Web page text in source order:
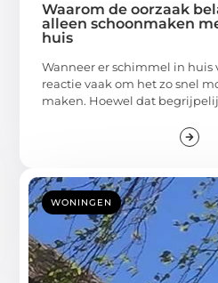
Waarom de oorzaak
alleen schoonmaken
huis
Wanneer er schimmel in huis
reactie vaak om het zo snel
maken. Hoewel dat
WONINGEN